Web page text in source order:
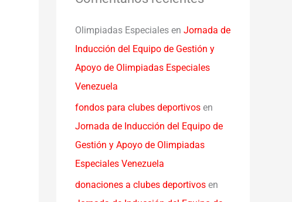
Olimpiadas Especiales en Jornada de
Inducción del Equipo de Gestión y
Apoyo de Olimpiadas Especiales
Venezuela
fondos para clubes deportivos en
Jornada de Inducción del Equipo de
Gestión y Apoyo de Olimpiadas
Especiales Venezuela
donaciones a clubes deportivos en